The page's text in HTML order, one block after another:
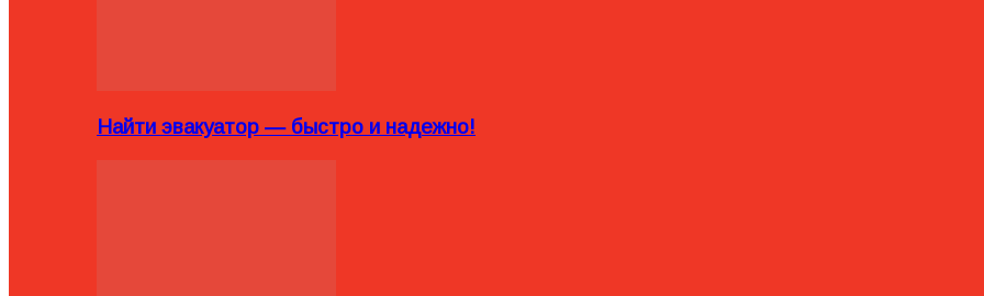
Найти эвакуатор — быстро и надежно!